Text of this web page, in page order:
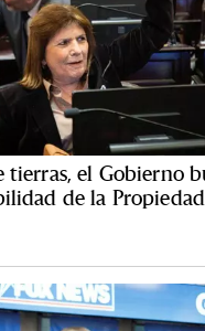
el Gobierno
de la